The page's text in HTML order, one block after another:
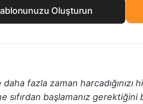
Oluşturun
fazla zaman harcadığınızı
sıfırdan başlamanız gerektiğini